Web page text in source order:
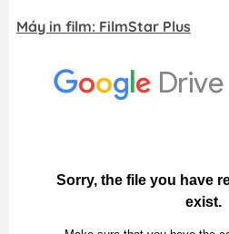
Máy in film: FilmStar Plus